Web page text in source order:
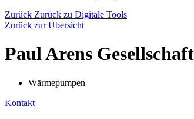
Zurück Zurück zu Digitale Tools
Zurück zur Übersicht
Paul Arens
Wärmepumpen
Kontakt